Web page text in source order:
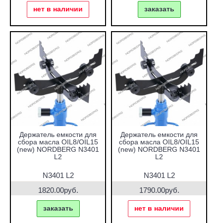
нет в наличии заказать
Держатель емкости для
сбора масла OIL8/OIL15
(new) NORDBERG N3401
L2
N3401 L2
1820.00руб.
заказать
Держатель емкости для
сбора масла OIL8/OIL15
(new) NORDBERG N3401
L2
N3401 L2
1790.00руб.
нет в наличии